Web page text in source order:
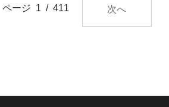
ページ 1 / 411 次へ